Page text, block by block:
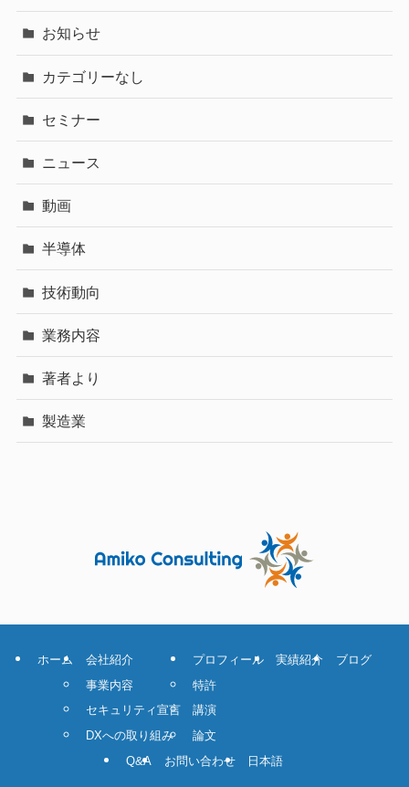
お知らせ
カテゴリーなし
セミナー
ニュース
動画
半導体
技術動向
業務内容
著者より
製造業
ホーム
会社紹介
事業内容
セキュリティ宣言
DXへの取り組み
プロフィール
特許
講演
論文
実績紹介 ブログ
Q&A お問い合わせ 日本語